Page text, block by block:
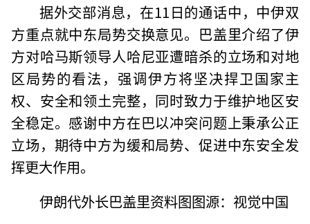
据外交部消息，在11日的通话中，中伊双
方重点就中东局势交换意见。巴盖里介绍了伊
方对哈马斯领导人哈尼亚遭暗杀的立场和对地
区局势的看法，强调伊方将坚决捍卫国家主
权、安全和领土完整，同时致力于维护地区安
全稳定。感谢中方在巴以冲突问题上秉承公正
立场，期待中方为缓和局势、促进中东安全发
挥更大作用。
伊朗代外长巴盖里资料图图源：视觉中国